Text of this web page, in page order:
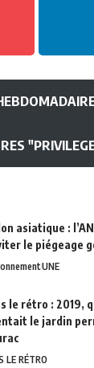
asiatique :
le piégeage
UNE
le rétro : 2019,
le jardin
LE RÉTRO